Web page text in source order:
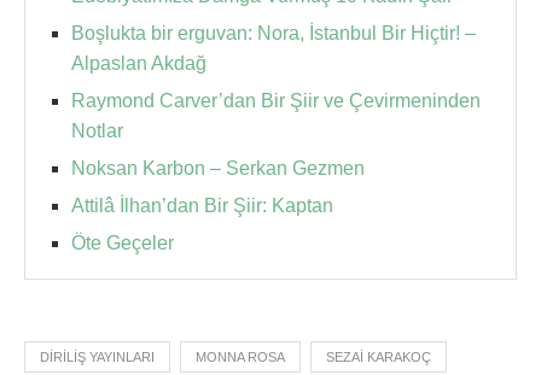
Boşlukta bir erguvan: Nora, İstanbul Bir Hiçtir! –
Alpaslan Akdağ
Raymond Carver’dan Bir Şiir ve Çevirmeninden
Notlar
Noksan Karbon – Serkan Gezmen
Attilâ İlhan’dan Bir Şiir: Kaptan
Öte Geçeler
DIRILIŞ YAYINLARI MONNA ROSA SEZAI KARAKOÇ